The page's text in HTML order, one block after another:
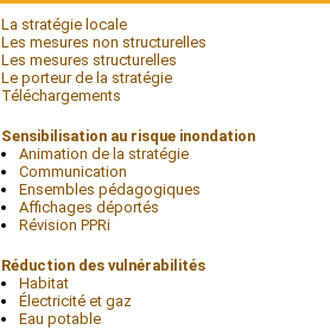
La stratégie locale
Les mesures non structurelles
Les mesures structurelles
Le porteur de la stratégie
Téléchargements
Sensibilisation au risque inondation
Animation de la stratégie
Communication
Ensembles pédagogiques
Affichages déportés
Révision PPRi
Réduction des vulnérabilités
Habitat
Électricité et gaz
Eau potable